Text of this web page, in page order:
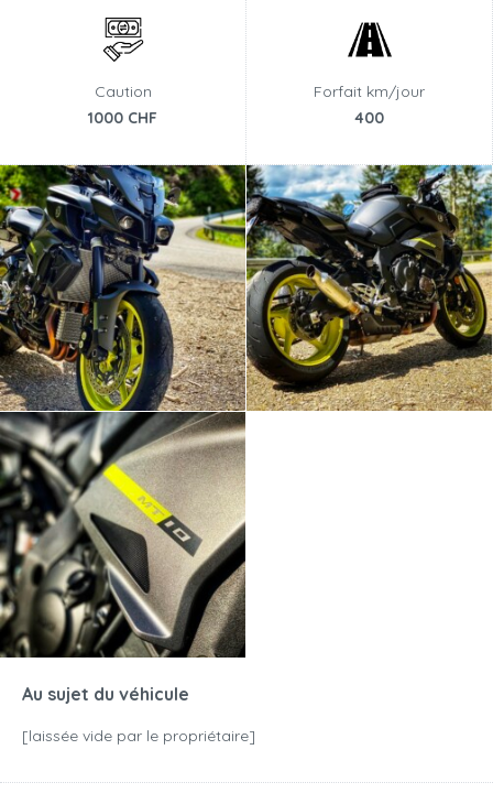
Caution
1000 CHF
Forfait km/jour
400
Au sujet du véhicule
[laissée vide par le propriétaire]